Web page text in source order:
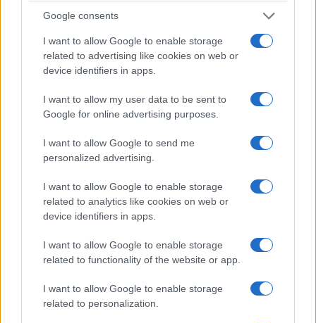
Google consents
I want to allow Google to enable storage
related to advertising like cookies on web or
device identifiers in apps.
I want to allow my user data to be sent to
Google for online advertising purposes.
I want to allow Google to send me
personalized advertising.
I want to allow Google to enable storage
related to analytics like cookies on web or
device identifiers in apps.
I want to allow Google to enable storage
related to functionality of the website or app.
I want to allow Google to enable storage
related to personalization.